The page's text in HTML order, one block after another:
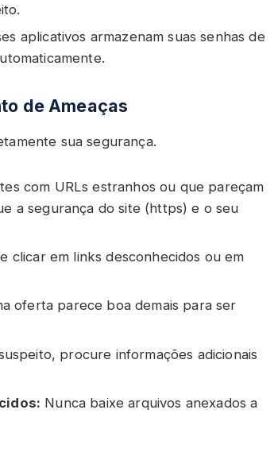
aplicativos armazenam suas senhas de
de Ameaças
sua segurança.
com URLs estranhos ou que pareçam
a segurança do site (https) e o seu
clicar em links desconhecidos ou em
oferta parece boa demais para ser
procure informações adicionais
Nunca baixe arquivos anexados a